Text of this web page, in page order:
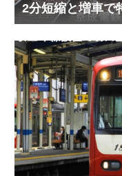
2分短縮と増車
ダイヤ改正予測